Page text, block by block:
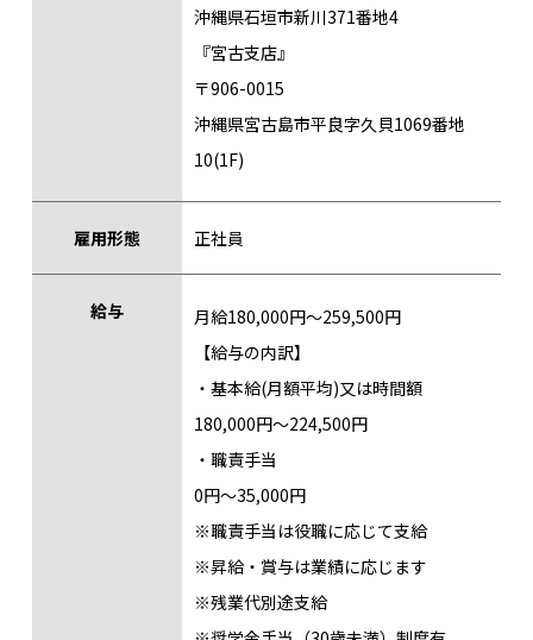
沖縄県石垣市新川371番地4
『宮古支店』
〒906-0015
沖縄県宮古島市平良字久貝1069番地
10(1F)
雇用形態 正社員
給与
月給180,000円〜259,500円
【給与の内訳】
・基本給(月額平均)又は時間額
180,000円〜224,500円
・職責手当
0円〜35,000円
※職責手当は役職に応じて支給
※昇給・賞与は業績に応じます
※残業代別途支給